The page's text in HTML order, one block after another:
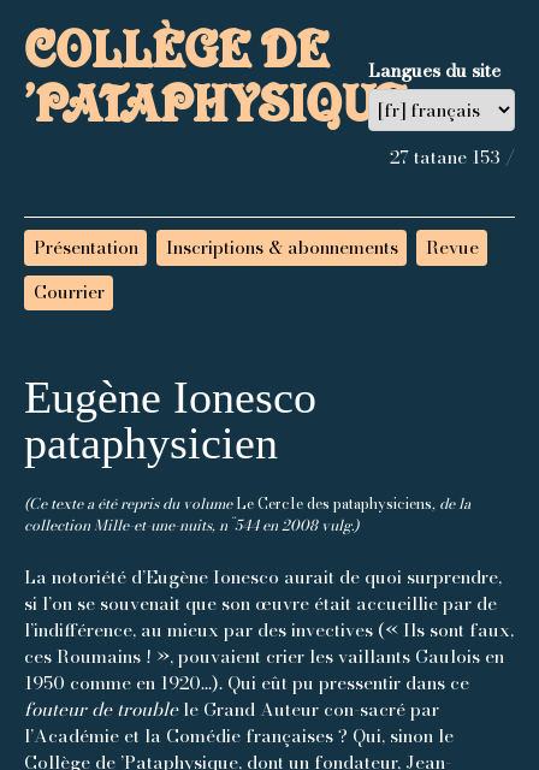
COLLÈGE DE
’PATAPHYSIQUE
27 tatane 153 /
Langues du site
Présentation Inscriptions & abonnements
Revue
Courrier
Eugène Ionesco
pataphysicien
(Ce texte a été repris du volumeLe Cercle des pataphysiciens, de la
collection Mille-et-une-nuits, n¨544 en 2008 vulg.)
La notoriété d’Eugène Ionesco aurait de quoi surprendre,
si l’on se souvenait que son œuvre était accueillie par de
l’indifférence, au mieux par des invectives (« Ils sont faux,
ces Roumains ! », pouvaient crier les vaillants Gaulois en
1950 comme en 1920…). Qui eût pu pressentir dans ce
fouteur de troublele Grand Auteur con-sacré par
l’Académie et la Comédie françaises ? Qui, sinon le
Collège de ’Pataphysique, dont un fondateur, Jean-